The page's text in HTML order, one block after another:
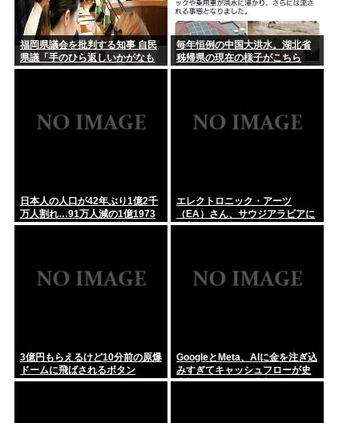
福岡県議会を批判する知事 自民
県議「手のひら返しいかがなも
のか」
毎年恒例の中国大洪水。湖北省
秭帰県の現在の様子がこちら
日本人の人口が42年ぶり1億2千
万人割れ…91万人減の1億1973
万人、外国人は35万人増
エレクトロニック・アーツ
（EA）さん、サウジアラビアに
買収されてしまう。これはハラ
3億円もらえるけど10分前の原爆
ドームに飛ばされるボタン
GoogleとMeta、AIに金を注ぎ込
みすぎてキャッシュフローが史
上初のマイナス。売却か保有で